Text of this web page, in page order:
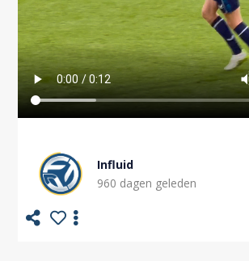
Influid
960 dagen geleden